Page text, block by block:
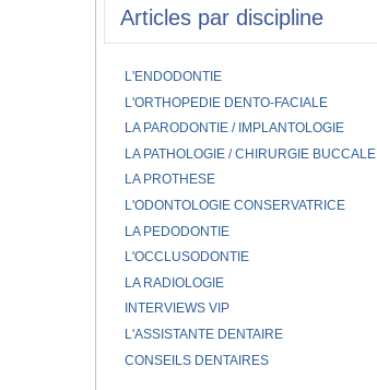
Articles par discipline
L'ENDODONTIE
L'ORTHOPEDIE DENTO-FACIALE
LA PARODONTIE / IMPLANTOLOGIE
LA PATHOLOGIE / CHIRURGIE BUCCALE
LA PROTHESE
L'ODONTOLOGIE CONSERVATRICE
LA PEDODONTIE
L'OCCLUSODONTIE
LA RADIOLOGIE
INTERVIEWS VIP
L'ASSISTANTE DENTAIRE
CONSEILS DENTAIRES